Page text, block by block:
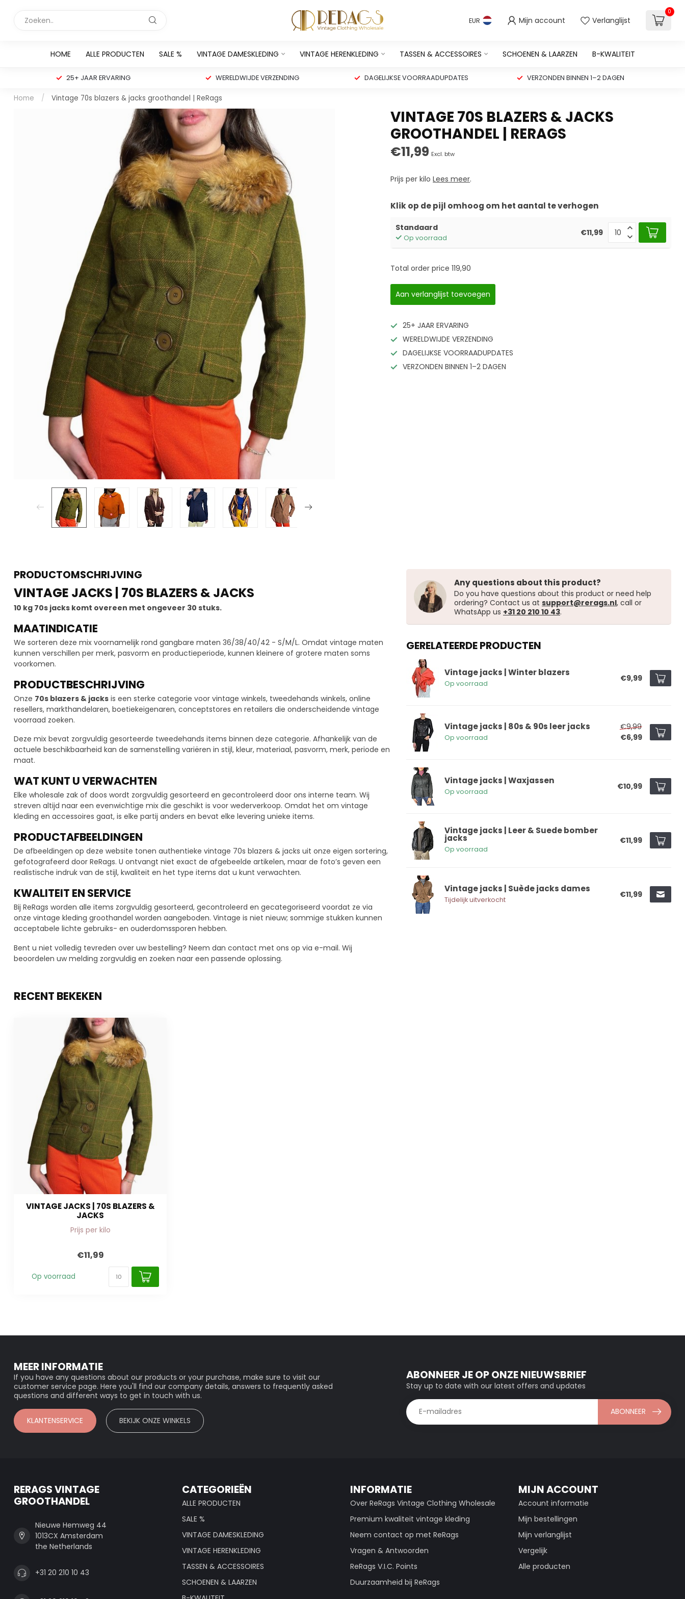
EUR Mijn account Verlanglijst
0
HOME ALLE PRODUCTEN SALE % VINTAGE DAMESKLEDING VINTAGE HERENKLEDING TASSEN & ACCESSOIRES SCHOENEN & LAARZEN B-KWALITEIT
25+ JAAR ERVARING WERELDWIJDE VERZENDING DAGELIJKSE VOORRAADUPDATES VERZONDEN BINNEN 1–2 DAGEN
Home / Vintage 70s blazers & jacks groothandel | ReRags
VINTAGE 70S BLAZERS & JACKS
GROOTHANDEL | RERAGS
€11,99 Excl. btw
Prijs per kiloLees meer.
Klik op de pijl omhoog om het aantal te verhogen
Standaard
Op voorraad
€11,99
Total order price 119,90
Aan verlanglijst toevoegen
25+ JAAR ERVARING
WERELDWIJDE VERZENDING
DAGELIJKSE VOORRAADUPDATES
VERZONDEN BINNEN 1–2 DAGEN
PRODUCTOMSCHRIJVING
VINTAGE JACKS | 70S BLAZERS & JACKS
10 kg 70s jacks komt overeen met ongeveer 30 stuks.
MAATINDICATIE
We sorteren deze mix voornamelijk rond gangbare maten 36/38/40/42 - S/M/L. Omdat vintage maten
kunnen verschillen per merk, pasvorm en productieperiode, kunnen kleinere of grotere maten soms
voorkomen.
PRODUCTBESCHRIJVING
Onze 70s blazers & jacks is een sterke categorie voor vintage winkels, tweedehands winkels, online
resellers, markthandelaren, boetiekeigenaren, conceptstores en retailers die onderscheidende vintage
voorraad zoeken.
Deze mix bevat zorgvuldig gesorteerde tweedehands items binnen deze categorie. Afhankelijk van de
actuele beschikbaarheid kan de samenstelling variëren in stijl, kleur, materiaal, pasvorm, merk, periode en
maat.
WAT KUNT U VERWACHTEN
Elke wholesale zak of doos wordt zorgvuldig gesorteerd en gecontroleerd door ons interne team. Wij
streven altijd naar een evenwichtige mix die geschikt is voor wederverkoop. Omdat het om vintage
kleding en accessoires gaat, is elke partij anders en bevat elke levering unieke items.
PRODUCTAFBEELDINGEN
De afbeeldingen op deze website tonen authentieke vintage 70s blazers & jacks uit onze eigen sortering,
gefotografeerd door ReRags. U ontvangt niet exact de afgebeelde artikelen, maar de foto’s geven een
realistische indruk van de stijl, kwaliteit en het type items dat u kunt verwachten.
KWALITEIT EN SERVICE
Bij ReRags worden alle items zorgvuldig gesorteerd, gecontroleerd en gecategoriseerd voordat ze via
onze vintage kleding groothandel worden aangeboden. Vintage is niet nieuw; sommige stukken kunnen
acceptabele lichte gebruiks- en ouderdomssporen hebben.
Bent u niet volledig tevreden over uw bestelling? Neem dan contact met ons op via e-mail. Wij
beoordelen uw melding zorgvuldig en zoeken naar een passende oplossing.
Any questions about this product?
Do you have questions about this product or need help
ordering? Contact us at support@rerags.nl, call or
WhatsApp us +31 20 210 10 43.
GERELATEERDE PRODUCTEN
Vintage jacks | Winter blazers
Op voorraad
€9,99
Vintage jacks | 80s & 90s leer jacks
Op voorraad
€9,99
€6,99
Vintage jacks | Waxjassen
Op voorraad
€10,99
Vintage jacks | Leer & Suede bomber
jacks
Op voorraad
€11,99
Vintage jacks | Suède jacks dames
Tijdelijk uitverkocht
€11,99
RECENT BEKEKEN
VINTAGE JACKS | 70S BLAZERS &
JACKS
Prijs per kilo
€11,99
Op voorraad
MEER INFORMATIE
If you have any questions about our products or your purchase, make sure to visit our
customer service page. Here you'll find our company details, answers to frequently asked
questions and different ways to get in touch with us.
KLANTENSERVICE BEKIJK ONZE WINKELS
ABONNEER JE OP ONZE NIEUWSBRIEF
Stay up to date with our latest offers and updates
ABONNEER
RERAGS VINTAGE
GROOTHANDEL
Nieuwe Hemweg 44
1013CX Amsterdam
the Netherlands
+31 20 210 10 43
CATEGORIEËN
ALLE PRODUCTEN
SALE %
VINTAGE DAMESKLEDING
VINTAGE HERENKLEDING
TASSEN & ACCESSOIRES
SCHOENEN & LAARZEN
INFORMATIE
Over ReRags Vintage Clothing Wholesale
Premium kwaliteit vintage kleding
Neem contact op met ReRags
Vragen & Antwoorden
ReRags V.I.C. Points
Duurzaamheid bij ReRags
MIJN ACCOUNT
Account informatie
Mijn bestellingen
Mijn verlanglijst
Vergelijk
Alle producten